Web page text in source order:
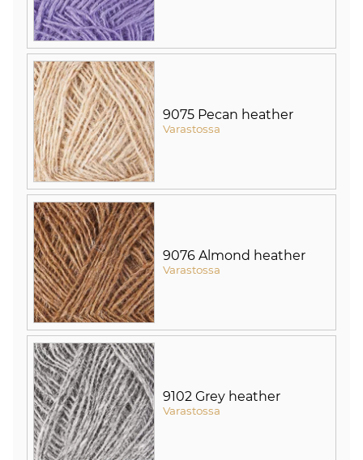
9075 Pecan heather
Varastossa
9076 Almond heather
Varastossa
9102 Grey heather
Varastossa